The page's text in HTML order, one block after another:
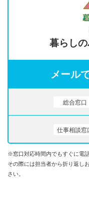
暮らし
メール
総合窓口
仕事相談窓
※窓口対応時間内でもすぐに電
その際には担当者から折り返し
さい。